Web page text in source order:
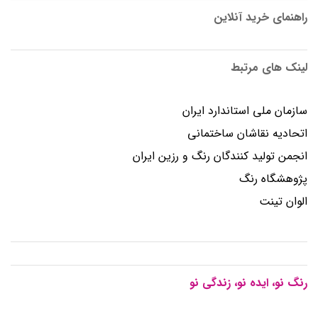
راهنمای خرید آنلاین
لینک های مرتبط
سازمان ملی استاندارد ایران
اتحادیه نقاشان ساختمانی
انجمن توليد كنندگان رنگ و رزين ايران
پژوهشگاه رنگ
الوان تینت
رنگ نو، ایده نو، زندگی نو